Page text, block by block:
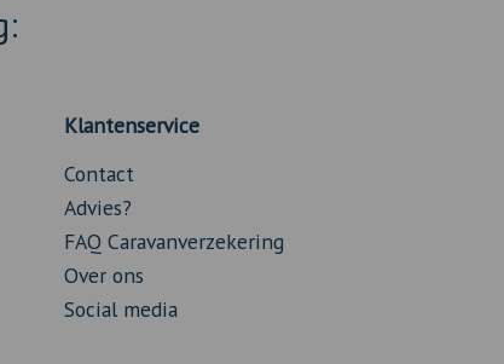
Klantenservice
Contact
Advies?
FAQ Caravanverzekering
Over ons
Social media